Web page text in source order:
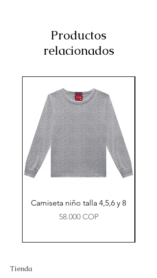
Productos
relacionados
Camiseta niño talla 4,5,6 y 8
Precio
58.000 COP
Tienda